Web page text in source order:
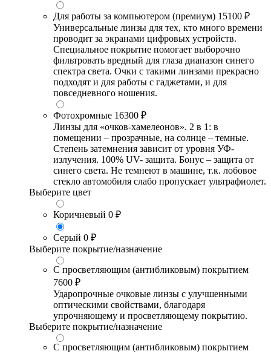
Для работы за компьютером (премиум) 15100 ₽
Универсальные линзы для тех, кто много времени
проводит за экранами цифровых устройств.
Специальное покрытие помогает выборочно
фильтровать вредный для глаза диапазон синего
спектра света. Очки с такими линзами прекрасно
подходят и для работы с гаджетами, и для
повседневного ношения.
Фотохромные 16300 ₽
Линзы для «очков-хамелеонов». 2 в 1: в
помещении – прозрачные, на солнце – темные.
Степень затемнения зависит от уровня УФ-
излучения. 100% UV- защита. Бонус – защита от
синего света. Не темнеют в машине, т.к. лобовое
стекло автомобиля слабо пропускает ультрафиолет.
Выберите цвет
Коричневый 0 ₽
Серый 0 ₽
Выберите покрытие/назначение
С просветляющим (антибликовым) покрытием
7600 ₽
Ударопрочные очковые линзы с улучшенными
оптическими свойствами, благодаря
упрочняющему и просветляющему покрытию.
Выберите покрытие/назначение
С просветляющим (антибликовым) покрытием